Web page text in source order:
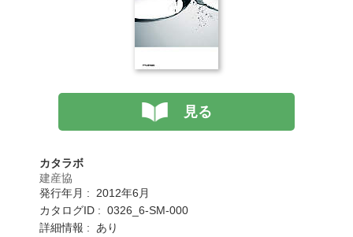
見る
カタラボ
建産協
発行年月 : 2012年6月
カタログID : 0326_6-SM-000
詳細情報 : あり